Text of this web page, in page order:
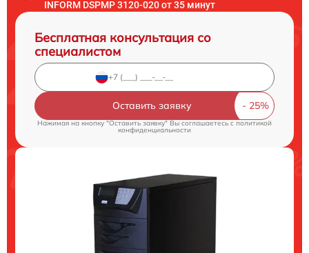
INFORM DSPMP 3120-020 от 35 минут
Бесплатная консультация со
специалистом
Оставить заявку
Нажимая на кнопку "Оставить заявку" Вы соглашаетесь cполитикой
конфиденциальности